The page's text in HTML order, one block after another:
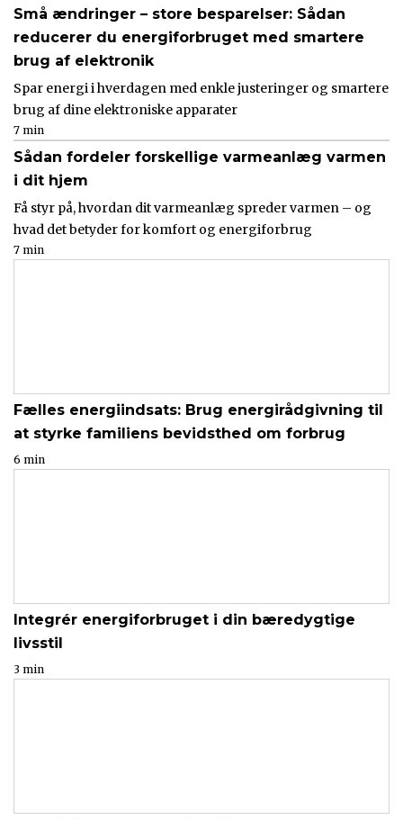
Små ændringer – store besparelser: Sådan
reducerer du energiforbruget med smartere
brug af elektronik
Spar energi i hverdagen med enkle justeringer og smartere
brug af dine elektroniske apparater
7 min
Sådan fordeler forskellige varmeanlæg varmen
i dit hjem
Få styr på, hvordan dit varmeanlæg spreder varmen – og
hvad det betyder for komfort og energiforbrug
7 min
Fælles energiindsats: Brug energirådgivning til
at styrke familiens bevidsthed om forbrug
6 min
Integrér energiforbruget i din bæredygtige
livsstil
3 min